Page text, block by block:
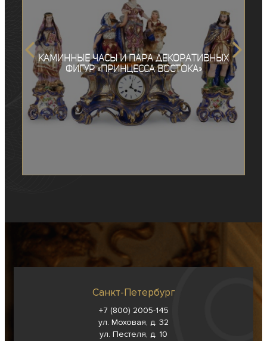
Каминные часы и пара декоративных
фигур «Принцесса Востока»
Санкт-Петербург
+7 (800) 2005-145
ул. Моховая, д. 32
ул. Пестеля, д. 10